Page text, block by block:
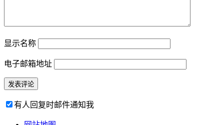
显示名称
电子邮箱地址
有人回复时邮件通知我